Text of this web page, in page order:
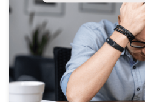
Descubre cuál es el peor error
cómo evitarlo. Aprende por
frenando tu crecimiento y qué
emprendimiento.